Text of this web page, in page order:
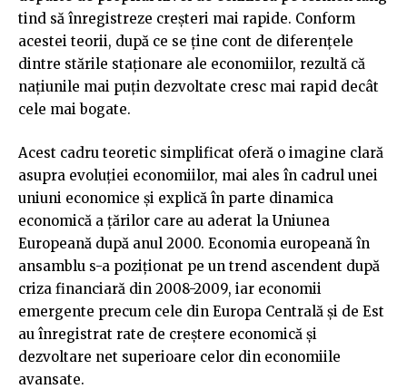
tind să înregistreze creșteri mai rapide. Conform
acestei teorii, după ce se ține cont de diferențele
dintre stările staționare ale economiilor, rezultă că
națiunile mai puțin dezvoltate cresc mai rapid decât
cele mai bogate.
Acest cadru teoretic simplificat oferă o imagine clară
asupra evoluției economiilor, mai ales în cadrul unei
uniuni economice și explică în parte dinamica
economică a țărilor care au aderat la Uniunea
Europeană după anul 2000. Economia europeană în
ansamblu s-a poziționat pe un trend ascendent după
criza financiară din 2008-2009, iar economii
emergente precum cele din Europa Centrală și de Est
au înregistrat rate de creștere economică și
dezvoltare net superioare celor din economiile
avansate.